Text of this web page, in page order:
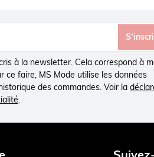
à la newsletter. Cela correspond à
ce faire, MS Mode utilise les données
des commandes. Voir la
.